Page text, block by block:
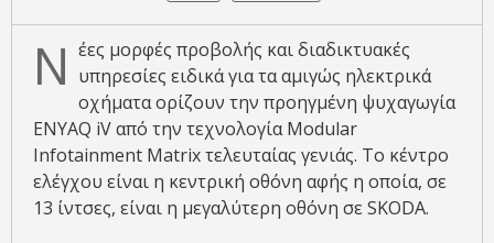
Ν έες μορφές προβολής και διαδικτυακές
υπηρεσίες ειδικά για τα αμιγώς ηλεκτρικά
οχήματα ορίζουν την προηγμένη ψυχαγωγία
ENYAQ iV από την τεχνολογία Modular
Infotainment Matrix τελευταίας γενιάς. Το κέντρο
ελέγχου είναι η κεντρική οθόνη αφής η οποία, σε
13 ίντσες, είναι η μεγαλύτερη οθόνη σε SKODA.